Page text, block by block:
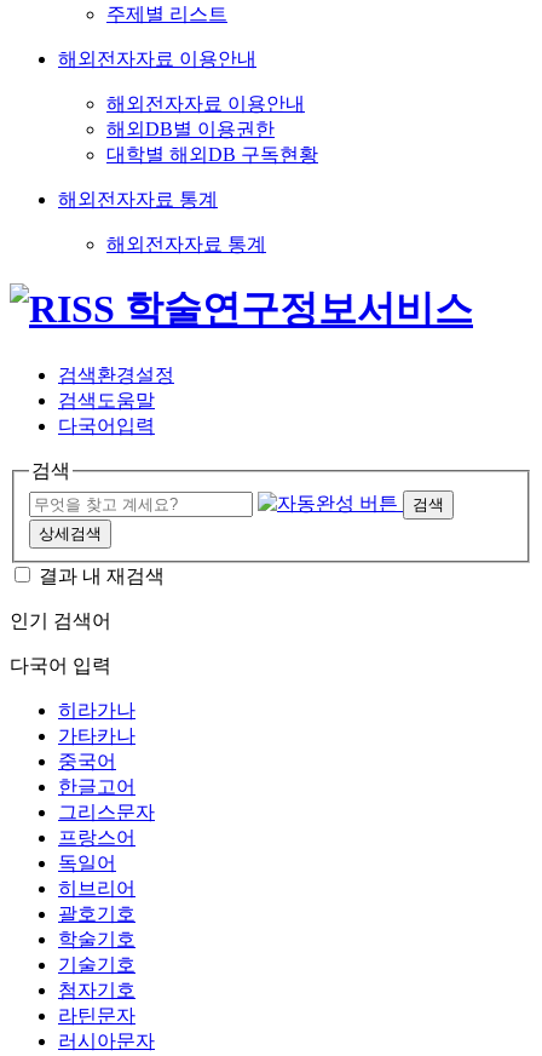
주제별 리스트
해외전자자료 이용안내
해외전자자료 이용안내
해외DB별 이용권한
대학별 해외DB 구독현황
해외전자자료 통계
해외전자자료 통계
검색환경설정
검색도움말
다국어입력
검색
검색
상세검색
결과 내 재검색
인기 검색어
다국어 입력
히라가나
가타카나
중국어
한글고어
그리스문자
프랑스어
독일어
히브리어
괄호기호
학술기호
기술기호
첨자기호
라틴문자
러시아문자